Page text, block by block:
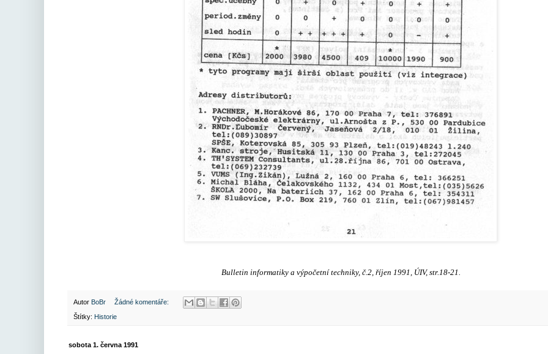
Bulletin informatiky a výpočetní techniky, č.2, říjen 1991, ÚIV, str.18-21.
Autor BoBr Žádné komentáře:
Štítky: Historie
sobota 1. června 1991